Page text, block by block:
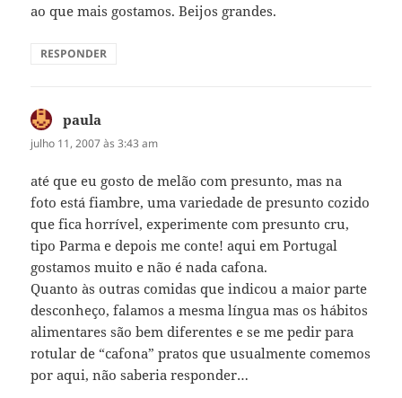
ao que mais gostamos. Beijos grandes.
RESPONDER
paula
julho 11, 2007 às 3:43 am
até que eu gosto de melão com presunto, mas na
foto está fiambre, uma variedade de presunto cozido
que fica horrível, experimente com presunto cru,
tipo Parma e depois me conte! aqui em Portugal
gostamos muito e não é nada cafona.
Quanto às outras comidas que indicou a maior parte
desconheço, falamos a mesma língua mas os hábitos
alimentares são bem diferentes e se me pedir para
rotular de “cafona” pratos que usualmente comemos
por aqui, não saberia responder…